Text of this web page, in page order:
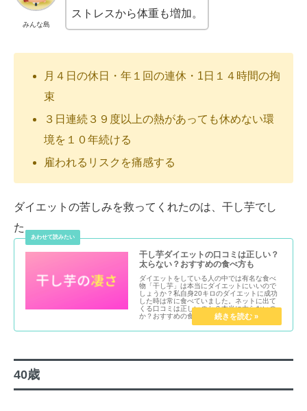
みんな島
ストレスから体重も増加。
月４日の休日・年１回の連休・1日１４時間の拘
束
３日連続３９度以上の熱があっても休めない環
境を１０年続ける
雇われるリスクを痛感する
ダイエットの苦しみを救ってくれたのは、干し芋でし
た。
干し芋ダイエットの口コミは正しい？
太らない？おすすめの食べ方も
ダイエットをしている人の中では有名な食べ
物「干し芋」は本当にダイエットにいいので
しょうか？私自身20キロのダイエットに成功
した時は常に食べていました。ネットに出て
くる口コミは正しいのか？本当に太らないの
か？おすすめの食べ方をまとめています。
40歳